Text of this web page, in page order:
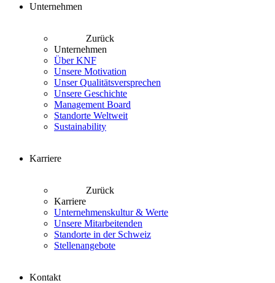
Unternehmen
Zurück
Unternehmen
Über KNF
Unsere Motivation
Unser Qualitätsversprechen
Unsere Geschichte
Management Board
Standorte Weltweit
Sustainability
Karriere
Zurück
Karriere
Unternehmenskultur & Werte
Unsere Mitarbeitenden
Standorte in der Schweiz
Stellenangebote
Kontakt